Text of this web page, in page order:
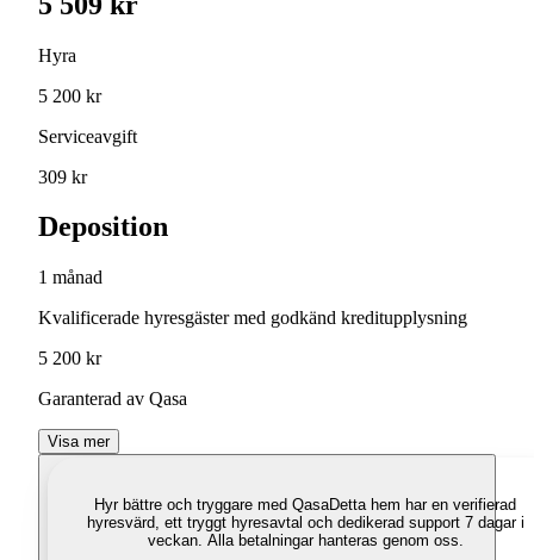
Hyra
5 200 kr
Serviceavgift
309 kr
Deposition
1 månad
Kvalificerade hyresgäster med godkänd kreditupplysning
5 200 kr
Garanterad av Qasa
Visa mer
Hyr bättre och tryggare med QasaDetta hem har en verifierad
hyresvärd, ett tryggt hyresavtal och dedikerad support 7 dagar i
veckan. Alla betalningar hanteras genom oss.